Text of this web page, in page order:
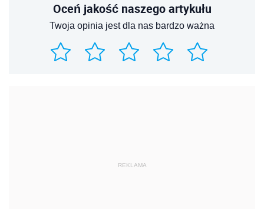
Oceń jakość naszego artykułu
Twoja opinia jest dla nas bardzo ważna
REKLAMA